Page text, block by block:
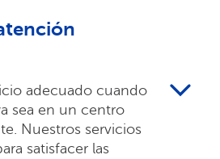
adecuado cuando
sea en un centro
Nuestros servicios
satisfacer las